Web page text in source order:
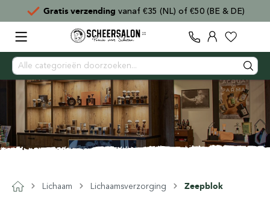
Gratis verzending vanaf €35 (NL) of €50 (BE & DE)
Lichaam Lichaamsverzorging Zeepblok